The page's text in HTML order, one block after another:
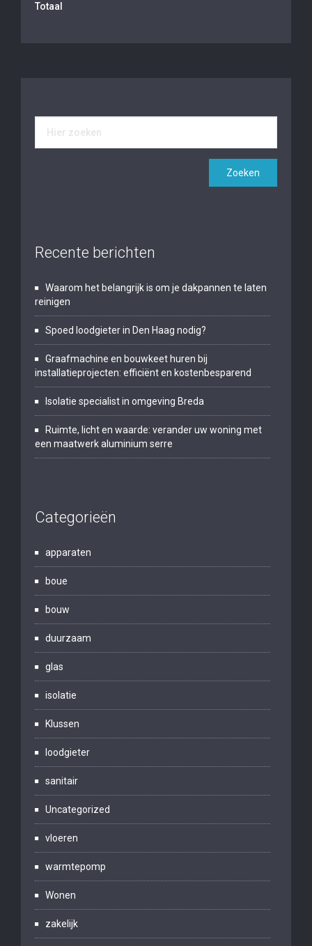
Totaal
Recente berichten
Waarom het belangrijk is om je dakpannen te laten
reinigen
Spoed loodgieter in Den Haag nodig?
Graafmachine en bouwkeet huren bij
installatieprojecten: efficiënt en kostenbesparend
Isolatie specialist in omgeving Breda
Ruimte, licht en waarde: verander uw woning met
een maatwerk aluminium serre
Categorieën
apparaten
boue
bouw
duurzaam
glas
isolatie
Klussen
loodgieter
sanitair
Uncategorized
vloeren
warmtepomp
Wonen
zakelijk